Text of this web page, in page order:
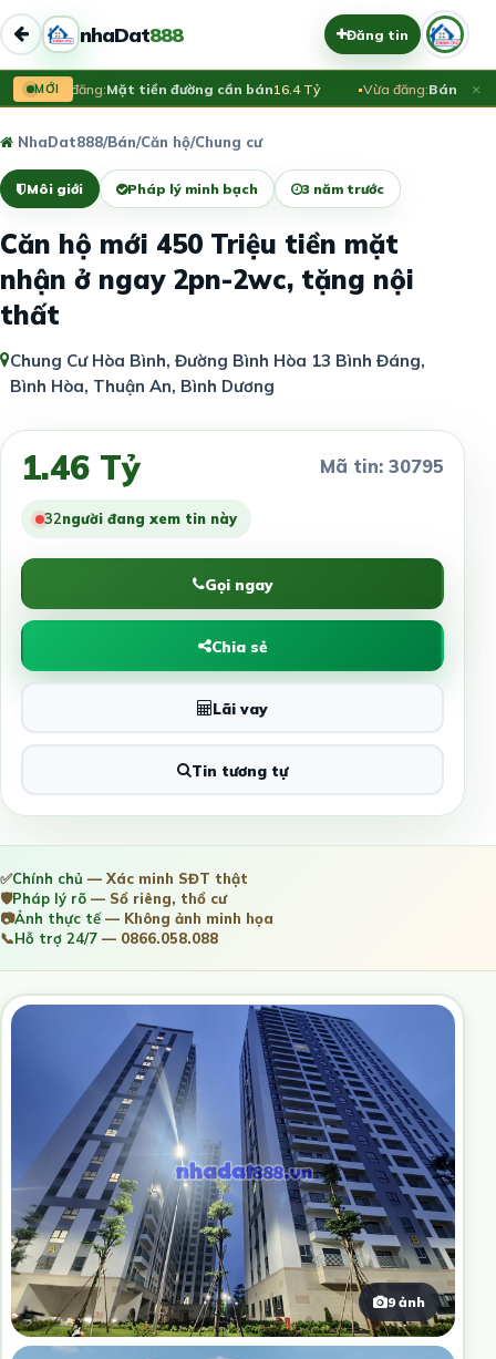
nhaDat888 Đăng tin
MỚI
Vừa đăng:Mặt tiền đường cần bán16.4 Tỷ Vừa đăng:Bán đất×
NhaDat888/Bán/Căn hộ/Chung cư
Môi giới Pháp lý minh bạch 3 năm trước
Căn hộ mới 450 Triệu tiền mặt
nhận ở ngay 2pn-2wc, tặng nội
thất
Chung Cư Hòa Bình, Đường Bình Hòa 13 Bình Đáng,
Bình Hòa, Thuận An, Bình Dương
1.46 Tỷ Mã tin: 30795
32người đang xem tin này
Gọi ngay
Chia sẻ
Lãi vay
Tin tương tự
✅Chính chủ — Xác minh SĐT thật
🛡️Pháp lý rõ — Sổ riêng, thổ cư
📷Ảnh thực tế— Không ảnh minh họa
📞Hỗ trợ 24/7 — 0866.058.088
9 ảnh